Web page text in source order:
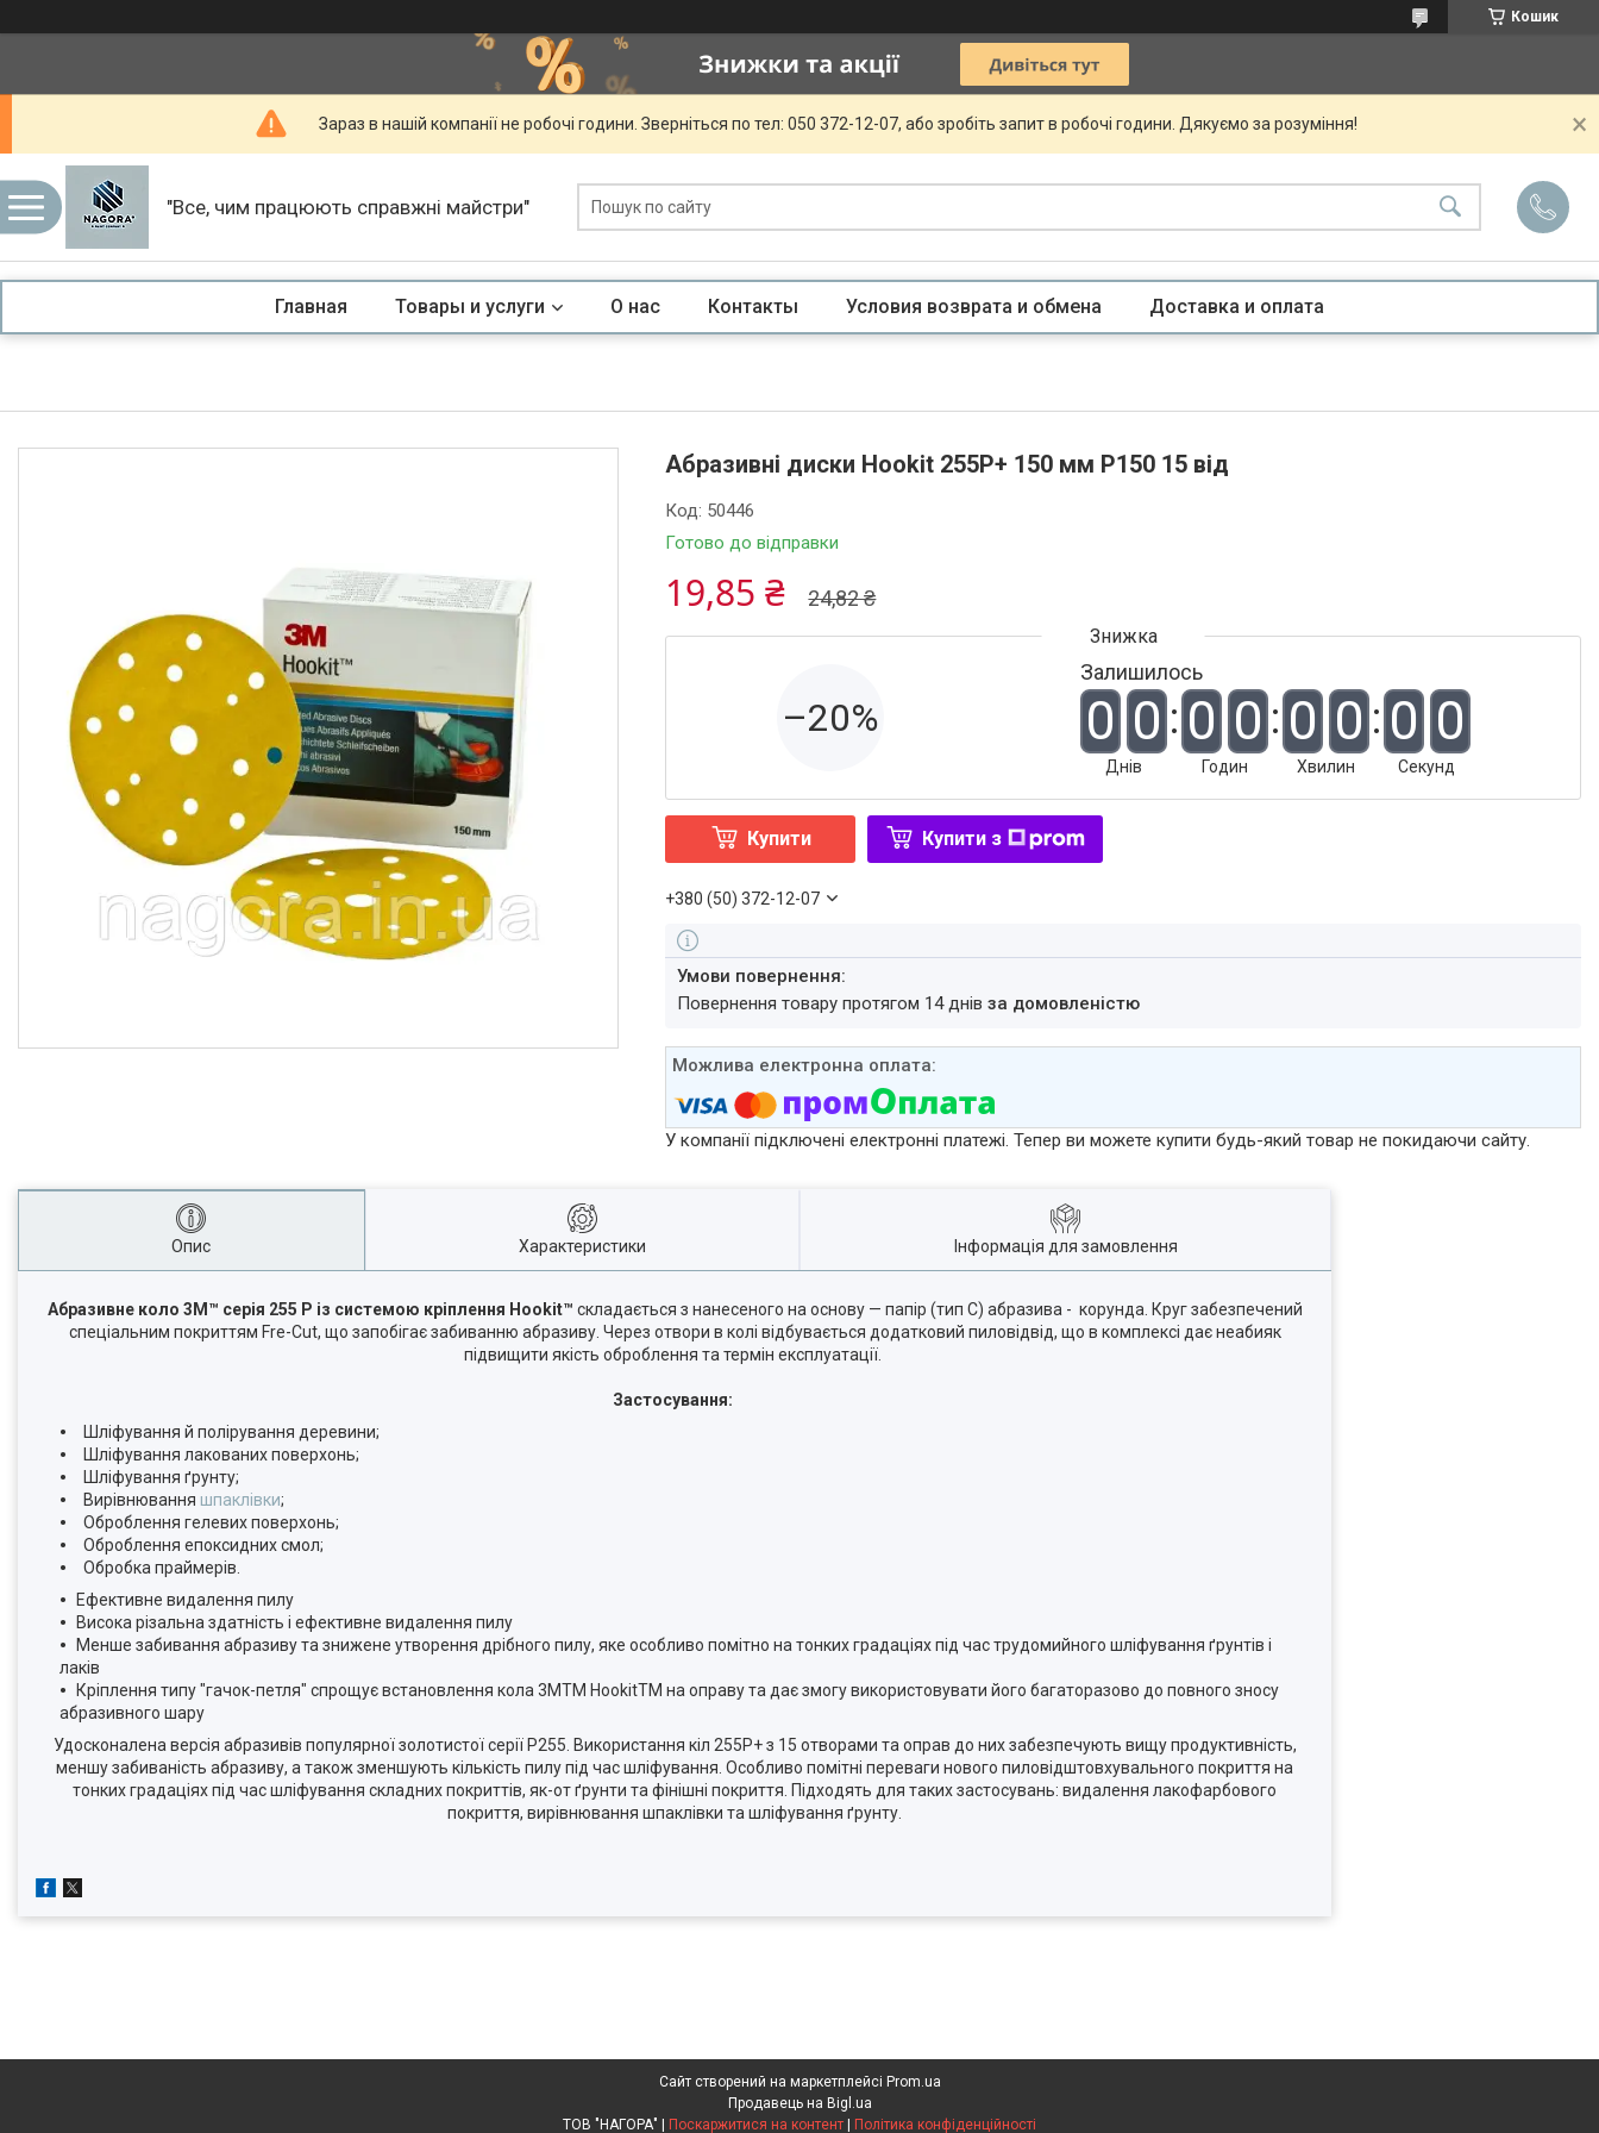
Кошик
Зараз в нашій компанії не робочі години. Зверніться по тел: 050 372-12-07, або зробіть запит в робочі години. Дякуємо за розуміння!
"Все, чим працюють справжні майстри"
Главная Товары и услуги О нас Контакты Условия возврата и обмена Доставка и оплата
Абразивні диски Hookit 255P+ 150 мм P150 15 від
Готово до відправки
Код: 50446
24,82 ₴
19,85 ₴
–20%
Залишилось
0 0
Днів
0 0
Годин
0 0
Хвилин
0 0
Секунд
Купити Купити з
+380 (50) 372-12-07
повернення товару протягом 14 днівза домовленістю
У компанії підключені електронні платежі. Тепер ви можете купити будь-який товар не покидаючи сайту.
Опис Характеристики Інформація для замовлення
Абразивне коло 3М™ серія 255 Р із системою кріплення Hookit™ складається з нанесеного на основу — папір (тип С) абразива - корунда. Круг забезпечений
спеціальним покриттям Fre-Cut, що запобігає забиванню абразиву. Через отвори в колі відбувається додатковий пиловідвід, що в комплексі дає неабияк
підвищити якість оброблення та термін експлуатації.
Застосування:
Шліфування й полірування деревини;
Шліфування лакованих поверхонь;
Шліфування ґрунту;
Вирівнювання шпаклівки;
Оброблення гелевих поверхонь;
Оброблення епоксидних смол;
Обробка праймерів.
Ефективне видалення пилу
Висока різальна здатність і ефективне видалення пилу
Менше забивання абразиву та знижене утворення дрібного пилу, яке особливо помітно на тонких градаціях під час трудомийного шліфування ґрунтів і
лаків
Кріплення типу "гачок-петля" спрощує встановлення кола 3MTM HookitTM на оправу та дає змогу використовувати його багаторазово до повного зносу
абразивного шару
Удосконалена версія абразивів популярної золотистої серії Р255. Використання кіл 255Р+ з 15 отворами та оправ до них забезпечують вищу продуктивність,
меншу забиваність абразиву, а також зменшують кількість пилу під час шліфування. Особливо помітні переваги нового пиловідштовхувального покриття на
тонких градаціях під час шліфування складних покриттів, як-от ґрунти та фінішні покриття. Підходять для таких застосувань: видалення лакофарбового
покриття, вирівнювання шпаклівки та шліфування ґрунту.
Сайт створений на маркетплейсі Prom.ua
Продавець на Bigl.ua
Поскаржитися на контент Політика конфіденційності